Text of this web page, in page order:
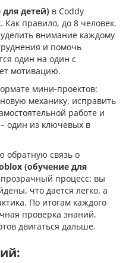
для детей) в Coddy
Как правило, до 8 человек.
внимание каждому
и помочь
один на один с
мотивацию.
мини-проектов:
механику, исправить
работе и
один из ключевых в
обратную связь о
(обучение для
процесс: вы
что дается легко, а
По итогам каждого
проверка знаний,
двигаться дальше.